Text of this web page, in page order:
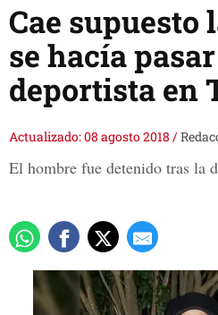
Cae supuesto
se hacía
deportista en
Actualizado: 08 agosto 2018 /
El hombre fue detenido tras la